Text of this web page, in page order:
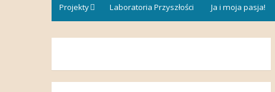
główna
Projekty Laboratoria Przyszłości Ja i moja pasja!